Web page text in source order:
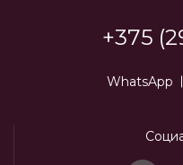
+375
WhatsApp